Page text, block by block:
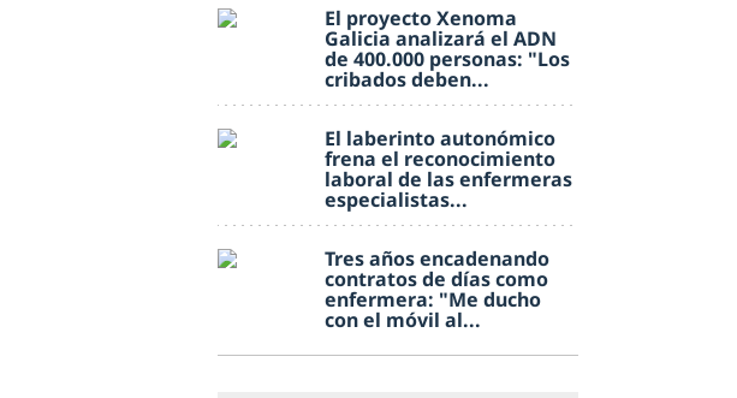
El proyecto Xenoma
Galicia analizará el ADN
de 400.000 personas: "Los
cribados deben...
El laberinto autonómico
frena el reconocimiento
laboral de las enfermeras
especialistas...
Tres años encadenando
contratos de días como
enfermera: "Me ducho
con el móvil al...